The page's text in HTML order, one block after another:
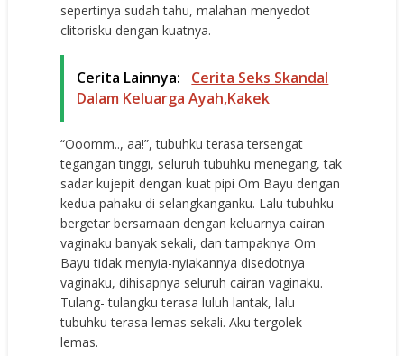
sepertinya sudah tahu, malahan menyedot
clitorisku dengan kuatnya.
Cerita Lainnya:
Cerita Seks Skandal
Dalam Keluarga Ayah,Kakek
“Ooomm.., aa!”, tubuhku terasa tersengat
tegangan tinggi, seluruh tubuhku menegang, tak
sadar kujepit dengan kuat pipi Om Bayu dengan
kedua pahaku di selangkanganku. Lalu tubuhku
bergetar bersamaan dengan keluarnya cairan
vaginaku banyak sekali, dan tampaknya Om
Bayu tidak menyia-nyiakannya disedotnya
vaginaku, dihisapnya seluruh cairan vaginaku.
Tulang- tulangku terasa luluh lantak, lalu
tubuhku terasa lemas sekali. Aku tergolek
lemas.